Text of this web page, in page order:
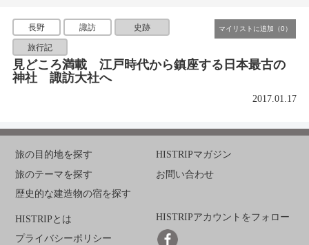
長野 諏訪 史跡
旅行記
見どころ満載 江戸時代から鎮座する日本最古の
神社 諏訪大社へ
2017.01.17
旅の目的地を探す
旅のテーマを探す
歴史的な建造物の宿を探す
HISTRIPマガジン
お問い合わせ
HISTRIPとは
プライバシーポリシー
HISTRIPアカウントをフォロー